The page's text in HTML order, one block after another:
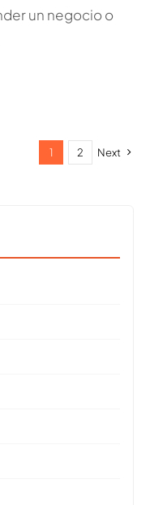
un negocio o
1 2 Next